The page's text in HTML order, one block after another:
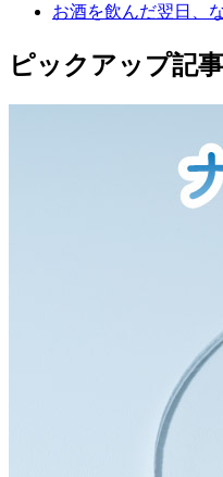
お酒を飲んだ翌日、
ピックアップ記事